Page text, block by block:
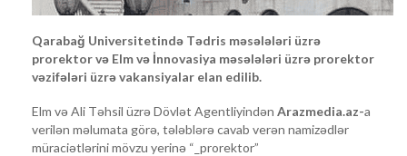
Qarabağ Universitetində Tədris məsələləri üzrə
prorektor və Elm və İnnovasiya məsələləri üzrə prorektor
vəzifələri üzrə vakansiyalar elan edilib.
Elm və Ali Təhsil üzrə Dövlət Agentliyindən Arazmedia.az-a
verilən məlumata görə, tələblərə cavab verən namizədlər
müraciətlərini mövzu yerinə “_prorektor”